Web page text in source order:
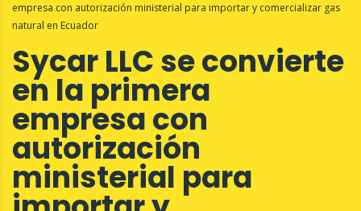
empresa con autorización ministerial para importar y comercializar gas
natural en Ecuador
Sycar LLC se convierte
en la primera
empresa con
autorización
ministerial para